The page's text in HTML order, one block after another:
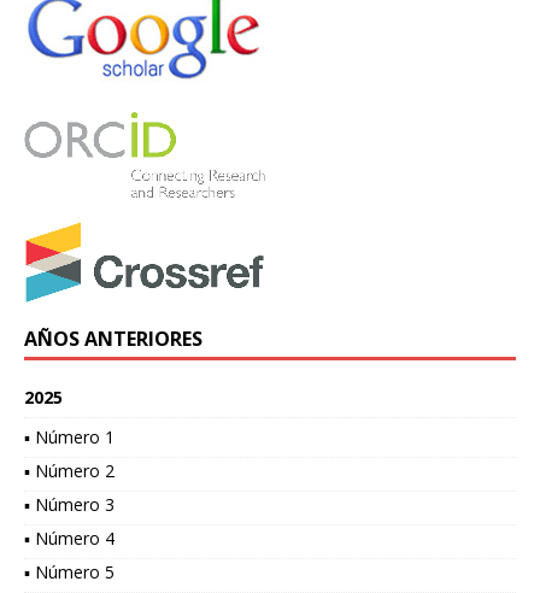
AÑOS ANTERIORES
2025
▪ Número 1
▪ Número 2
▪ Número 3
▪ Número 4
▪ Número 5